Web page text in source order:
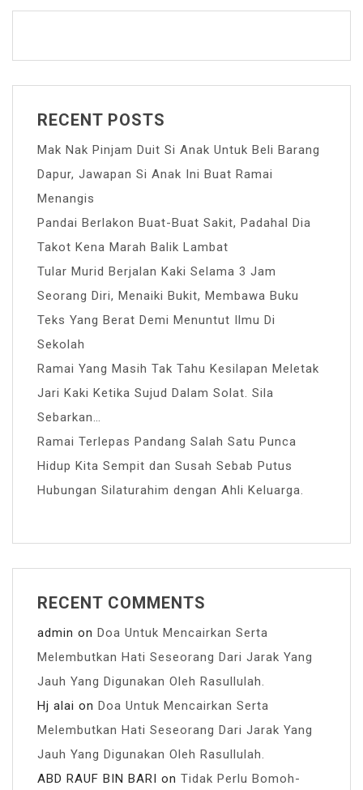
RECENT POSTS
Mak Nak Pinjam Duit Si Anak Untuk Beli Barang
Dapur, Jawapan Si Anak Ini Buat Ramai
Menangis
Pandai Berlakon Buat-Buat Sakit, Padahal Dia
Takot Kena Marah Balik Lambat
Tular Murid Berjalan Kaki Selama 3 Jam
Seorang Diri, Menaiki Bukit, Membawa Buku
Teks Yang Berat Demi Menuntut Ilmu Di
Sekolah
Ramai Yang Masih Tak Tahu Kesilapan Meletak
Jari Kaki Ketika Sujud Dalam Solat. Sila
Sebarkan…
Ramai Terlepas Pandang Salah Satu Punca
Hidup Kita Sempit dan Susah Sebab Putus
Hubungan Silaturahim dengan Ahli Keluarga.
RECENT COMMENTS
admin on Doa Untuk Mencairkan Serta
Melembutkan Hati Seseorang Dari Jarak Yang
Jauh Yang Digunakan Oleh Rasullulah.
Hj alai on Doa Untuk Mencairkan Serta
Melembutkan Hati Seseorang Dari Jarak Yang
Jauh Yang Digunakan Oleh Rasullulah.
ABD RAUF BIN BARI on Tidak Perlu Bomoh-